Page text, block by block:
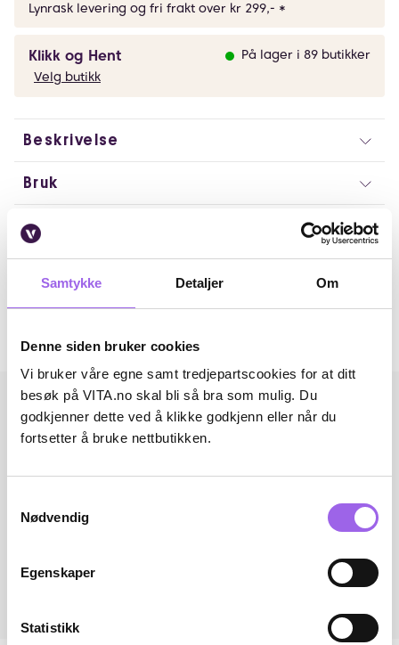
Samtykke Detaljer Om
Denne siden bruker cookies
Vi bruker våre egne samt tredjepartscookies for at ditt
besøk på VITA.no skal bli så bra som mulig. Du
godkjenner dette ved å klikke godkjenn eller når du
fortsetter å bruke nettbutikken.
Nødvendig
Egenskaper
Statistikk
Lynrask levering og fri frakt over kr 299,- *
Klikk og Hent
På lager i 89 butikker
Velg butikk
Beskrivelse
Bruk
Ingredienser
Omtaler
Andre har også kjøpt..